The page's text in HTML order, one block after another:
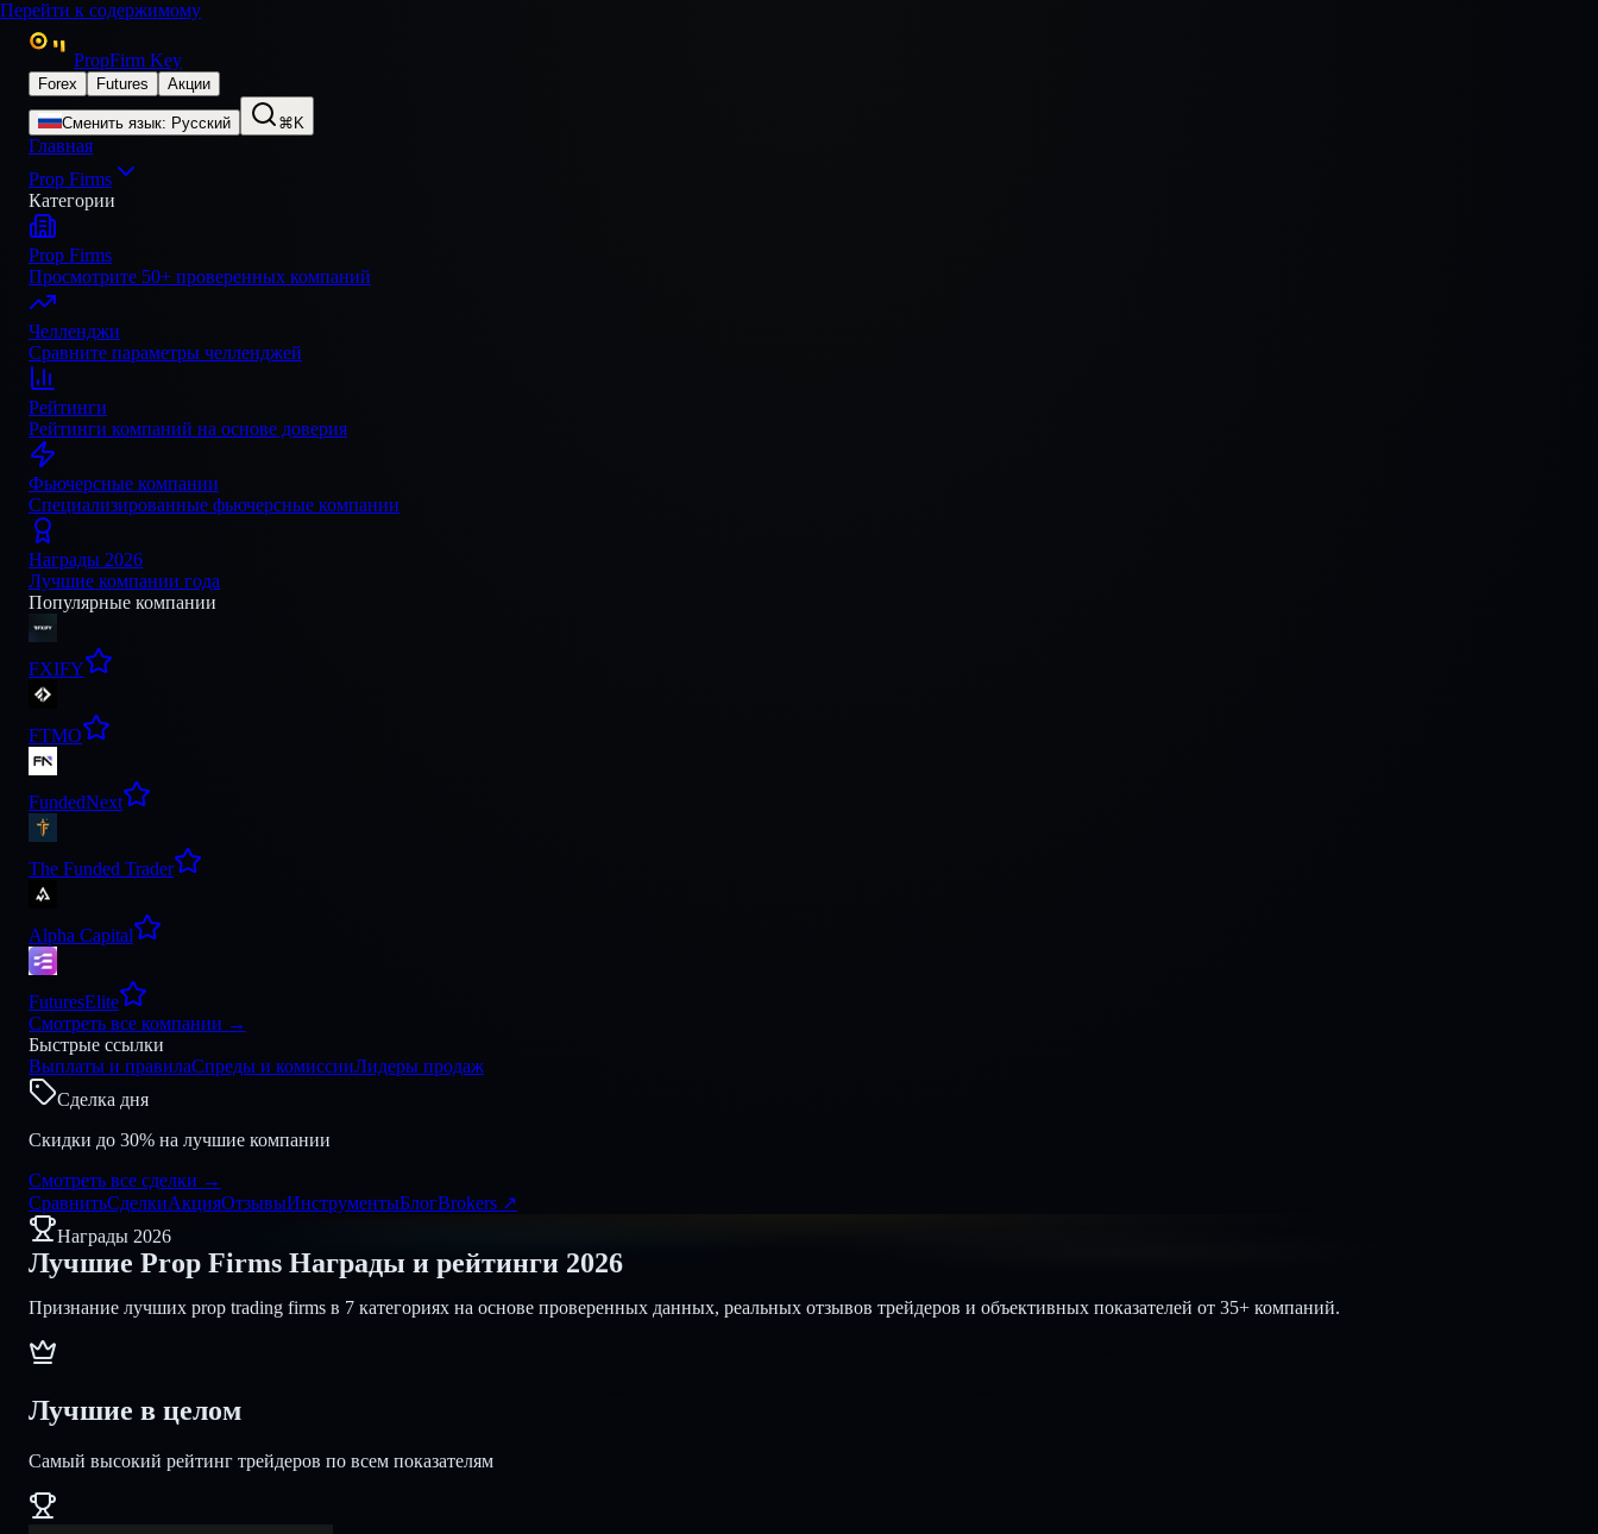
Перейти к содержимому
PropFirm Key
Forex Futures Акции
Сменить язык: Русский ⌘K
Главная
Prop Firms
Категории
Prop Firms
Просмотрите 50+ проверенных компаний
Челленджи
Сравните параметры челленджей
Рейтинги
Рейтинги компаний на основе доверия
Фьючерсные компании
Специализированные фьючерсные компании
Награды 2026
Лучшие компании года
Популярные компании
FXIFY
FTMO
FundedNext
The Funded Trader
Alpha Capital
FuturesElite
Смотреть все компании →
Быстрые ссылки
Выплаты и правилаСпреды и комиссииЛидеры продаж
Сделка дня
Скидки до 30% на лучшие компании
Смотреть все сделки →
СравнитьСделкиАкцияОтзывыИнструментыБлогBrokers ↗
Награды 2026
Лучшие Prop Firms Награды и рейтинги 2026
Признание лучших prop trading firms в 7 категориях на основе проверенных данных, реальных отзывов трейдеров и объективных показателей от 35+ компаний.
Лучшие в целом
Самый высокий рейтинг трейдеров по всем показателям